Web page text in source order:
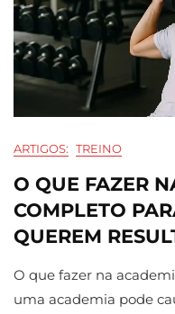
ARTIGOS: TREINO
O QUE FAZER
COMPLETO
QUEREM
O que fazer na
uma academia pode